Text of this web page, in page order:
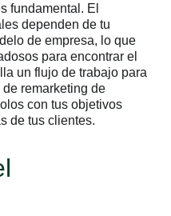
fundamental. El
dependen de tu
de empresa, lo que
para encontrar el
un flujo de trabajo para
remarketing de
con tus objetivos
de tus clientes.